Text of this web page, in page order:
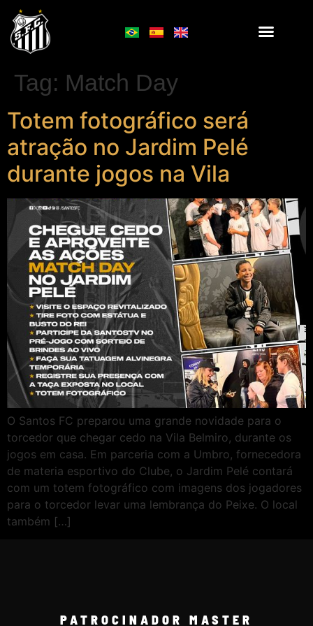
Tag: Match Day
Totem fotográfico será
atração no Jardim Pelé
durante jogos na Vila
O Santos FC preparou uma grande novidade para o
torcedor que chegar cedo na Vila Belmiro, durante os
jogos em casa. Em parceria com a Umbro, fornecedora
de materia esportivo do Clube, o Jardim Pelé contará
com um totem fotográfico com imagens dos jogadores
para o torcedor levar uma lembrança do Peixe. O local
também […]
PATROCINADOR MASTER